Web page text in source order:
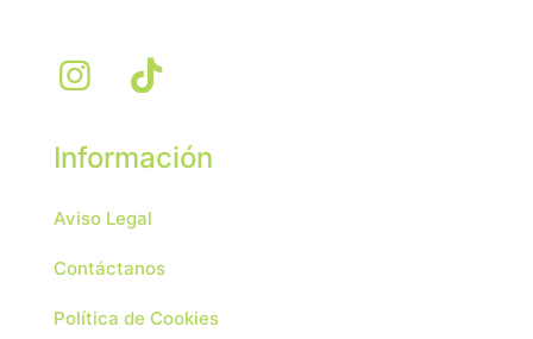
Información
Aviso Legal
Contáctanos
Política de Cookies